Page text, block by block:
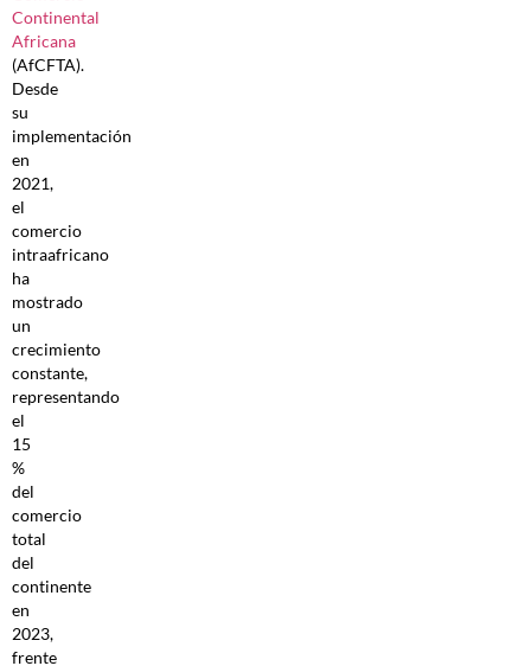
Continental
Africana
(AfCFTA).
Desde
su
implementación
en
2021,
el
comercio
intraafricano
ha
mostrado
un
crecimiento
constante,
representando
el
15
%
del
comercio
total
del
continente
en
2023,
frente